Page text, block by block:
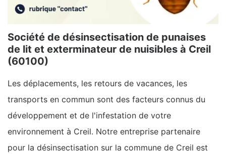
Société de désinsectisation de punaises
de lit et exterminateur de nuisibles à Creil
(60100)
Les déplacements, les retours de vacances, les
transports en commun sont des facteurs connus du
développement et de l'infestation de votre
environnement à Creil. Notre entreprise partenaire
pour la désinsectisation sur la commune de Creil est